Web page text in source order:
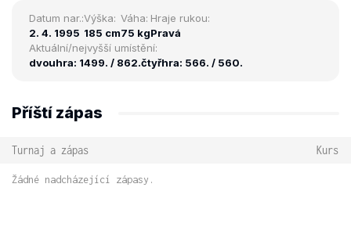
Datum nar.:
2. 4. 1995
Výška:
185 cm
Váha:
75 kg
Hraje rukou:
Pravá
Aktuální/nejvyšší umístění:
dvouhra: 1499. / 862.čtyřhra: 566. / 560.
Příští zápas
Turnaj a zápas Kurs
Žádné nadcházející zápasy.